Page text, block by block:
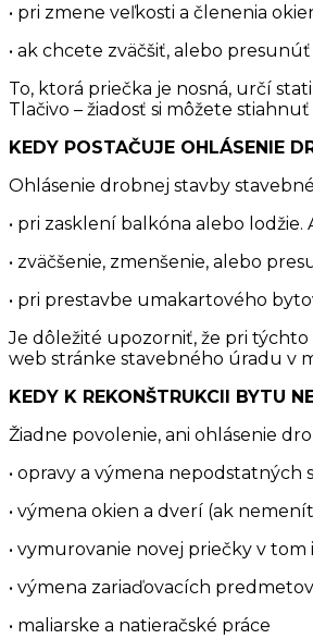
• pri zmene veľkosti a členenia
• ak chcete zväčšiť, alebo
To, ktorá priečka je nosná, určí
Tlačivo – žiadosť si môžete
KEDY POSTAČUJE OHLÁSENIE
Ohlásenie drobnej stavby
• pri zasklení balkóna alebo
• zväčšenie, zmenšenie, alebo
• pri prestavbe umakartového
Je dôležité upozorniť, že pri týchto
web stránke stavebného úradu v
KEDY K REKONŠTRUKCII BYTU
Žiadne povolenie, ani ohlásenie
• opravy a výmena
• výmena okien a dverí (ak
• vymurovanie novej priečky v
• výmena zariaďovacích
• maliarske a natieračské práce